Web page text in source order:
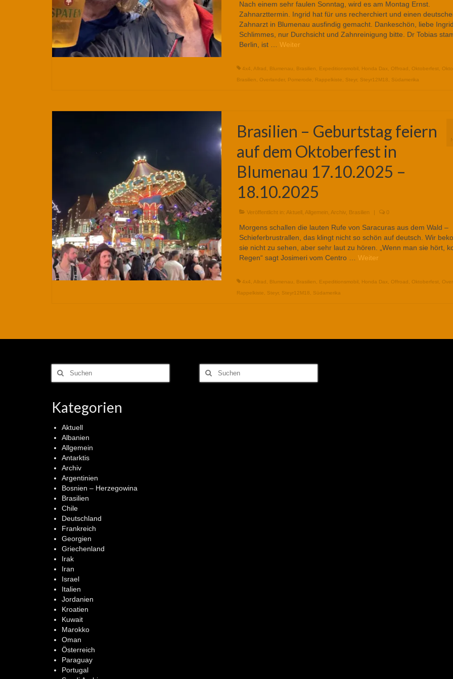
Nach einem sehr faulen Sonntag, wird es am Montag Ernst.
Zahnarzttermin. Ingrid hat für uns recherchiert und einen
Zahnarzt in Blumenau ausfindig gemacht. Dankeschön, liebe
Schlimmes, nur Durchsicht und Zahnreinigung bitte. Dr Tobias
Berlin, ist … Weiter
4x4 Allrad Blumenau Brasilien Expeditionsmobil Honda Dax Offroad Oktoberfest
Brasilien
Overlander, Pomerode Rappelkiste Steyr, Steyr12M18 Südamerika
Brasilien – Geburtstag feiern
auf dem Oktoberfest in
Blumenau 17.10.2025 –
18.10.2025
Veröffentlicht in: Aktuell, Allgemein Archiv, Brasilien | 0
Morgens schallen die lauten Rufe von Saracuras aus dem Wald –
Schieferbrustrallen, das klingt nicht so schön auf deutsch. Wir
sie nicht zu sehen, aber sehr laut zu hören. „Wenn man sie hört,
Regen“ sagt Josimeri vom Centro … Weiter
4x4 Allrad Blumenau Brasilien Expeditionsmobil Honda Dax Offroad Oktoberfest
Rappelkiste
Steyr, Steyr12M18 Südamerika
Suchen
nach:
Kategorien
Aktuell
Albanien
Allgemein
Antarktis
Archiv
Argentinien
Bosnien – Herzegowina
Brasilien
Chile
Deutschland
Frankreich
Georgien
Griechenland
Irak
Iran
Israel
Italien
Jordanien
Kroatien
Kuwait
Marokko
Oman
Österreich
Paraguay
Portugal
Suchen
nach: